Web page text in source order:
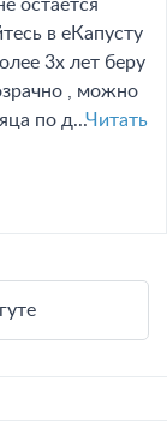
остаётся
в еКапусту
3х лет беру
, можно
по д...Читать